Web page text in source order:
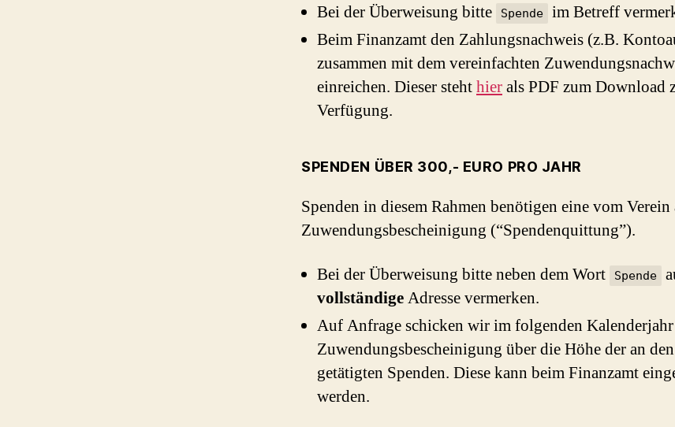
Bei der Überweisung bitte Spende
im Betreff
Beim Finanzamt den Zahlungsnachweis (z.B.
zusammen mit dem vereinfachten
einreichen. Dieser stehthierals PDF zum Download
Verfügung.
SPENDEN ÜBER 300,- EURO PRO JAHR
Spenden in diesem Rahmen benötigen eine vom Verein
Zuwendungsbescheinigung (“Spendenquittung”).
Bei der Überweisung bitte neben dem Wort Spende
vollständigeAdresse vermerken.
Auf Anfrage schicken wir im folgenden
Zuwendungsbescheinigung über die Höhe der an
getätigten Spenden. Diese kann beim Finanzamt
werden.